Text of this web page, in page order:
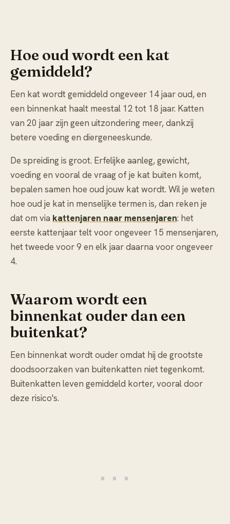
Hoe oud wordt een kat
gemiddeld?
Een kat wordt gemiddeld ongeveer 14 jaar oud, en
een binnenkat haalt meestal 12 tot 18 jaar. Katten
van 20 jaar zijn geen uitzondering meer, dankzij
betere voeding en diergeneeskunde.
De spreiding is groot. Erfelijke aanleg, gewicht,
voeding en vooral de vraag of je kat buiten komt,
bepalen samen hoe oud jouw kat wordt. Wil je weten
hoe oud je kat in menselijke termen is, dan reken je
dat om via kattenjaren naar mensenjaren: het
eerste kattenjaar telt voor ongeveer 15 mensenjaren,
het tweede voor 9 en elk jaar daarna voor ongeveer
4.
Waarom wordt een
binnenkat ouder dan een
buitenkat?
Een binnenkat wordt ouder omdat hij de grootste
doodsoorzaken van buitenkatten niet tegenkomt.
Buitenkatten leven gemiddeld korter, vooral door
deze risico's.